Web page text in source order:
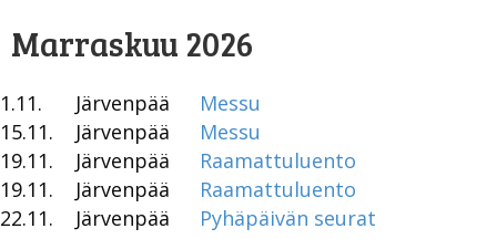
Marraskuu 2026
1.11. Järvenpää
Messu
15.11.
Järvenpää
Messu
19.11.
Järvenpää
Raamattuluento
19.11.
Järvenpää
Raamattuluento
22.11.
Järvenpää
Pyhäpäivän seurat